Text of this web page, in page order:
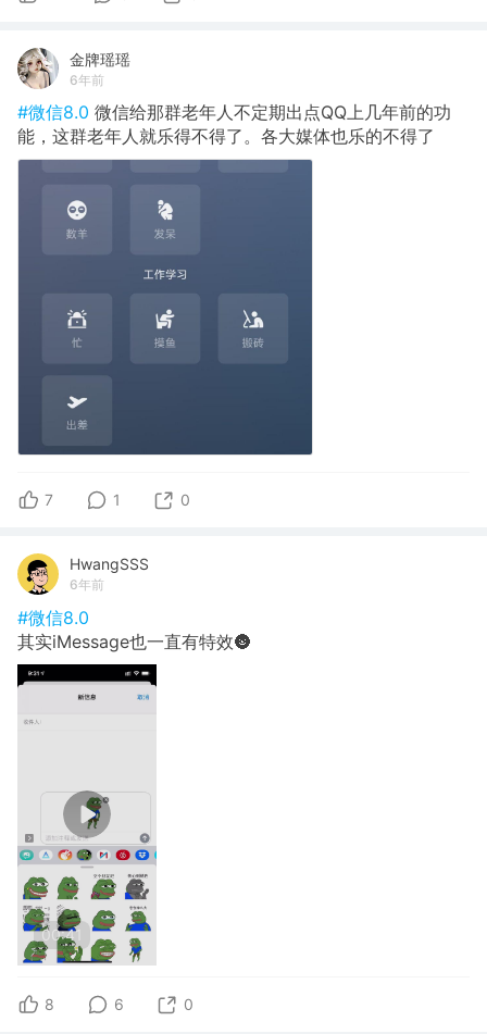
金牌瑶瑶
6年前
#微信8.0 微信给那群老年人不定期出点QQ上几年前的功
能，这群老年人就乐得不得了。各大媒体也乐的不得了
7 1 0
HwangSSS
6年前
#微信8.0
其实iMessage也一直有特效🌚
00:41
8 6 0